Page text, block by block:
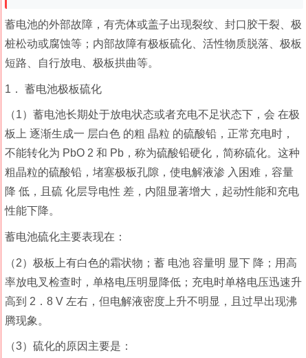
蓄电池的外部故障，有壳体或盖子出现裂纹、封口胶干裂、极
桩松动或腐蚀等；内部故障有极板硫化、活性物质脱落、极板
短路、自行放电、极板拱曲等。
1． 蓄电池极板硫化
（1）蓄电池长期处于放电状态或者充电不足状态下，会 在极
板上 逐渐生成一 层白色 的粗 晶粒 的硫酸铅，正常充电时，
不能转化为 PbO 2 和 Pb，称为硫酸铅硬化，简称硫化。这种
粗晶粒的硫酸铅，堵塞极板孔隙，使电解液渗 入困难，容量
降 低，且硫 化层导电性 差，内阻显著增大，起动性能和充电
性能下降。
蓄电池硫化主要表现在：
（2）极板上有白色的霜状物；蓄 电池 容量明 显下 降；用高
率放电叉检查时，单格电压明显降低；充电时单格电压迅速升
高到 2．8 V 左右，但电解液密度上升不明显，且过早出现沸
腾现象。
（3）硫化的原因主要是：